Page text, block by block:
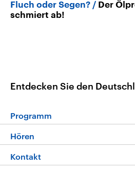
Fluch oder Segen?
Der
schmiert ab!
Entdecken Sie den
Programm
Programm
Die Nachrichten
Hören
Livestream
Kontakt